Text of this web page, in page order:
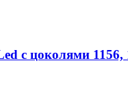
с цоколями 1156,